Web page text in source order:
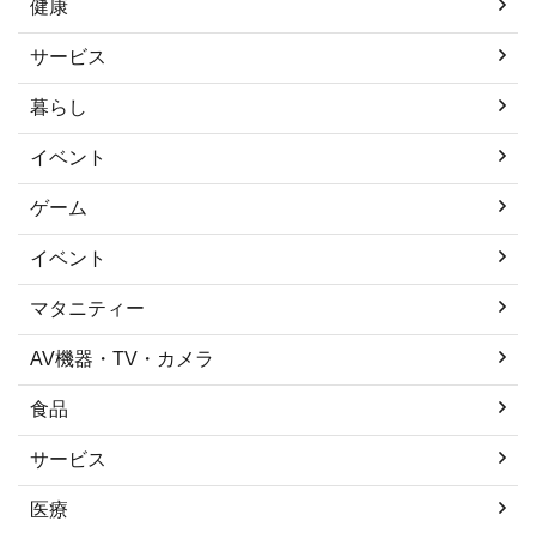
健康
サービス
暮らし
イベント
ゲーム
イベント
マタニティー
AV機器・TV・カメラ
食品
サービス
医療